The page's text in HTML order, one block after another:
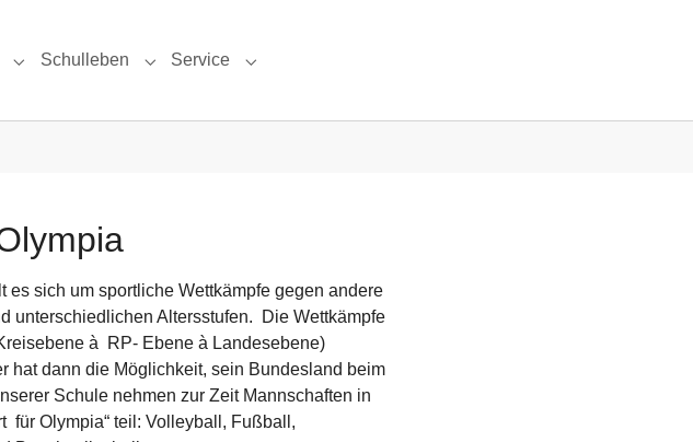
"Bildungswege"
Submenu for "Lernen"
Schulleben
Submenu for "Schulleben"
Service
Submenu for "Service"
es sich um sportliche Wettkämpfe gegen andere
unterschiedlichen Altersstufen. Die Wettkämpfe
à RP- Ebene à Landesebene)
hat dann die Möglichkeit, sein Bundesland beim
Schule nehmen zur Zeit Mannschaften in
für Olympia“ teil: Volleyball, Fußball,